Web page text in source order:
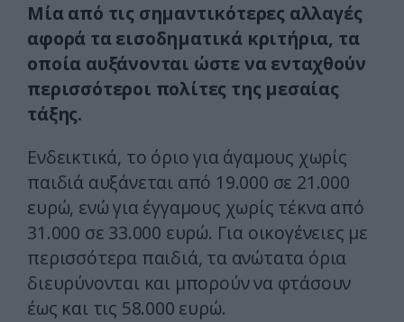
Μία από τις σημαντικότερες αλλαγές
αφορά τα εισοδηματικά κριτήρια, τα
οποία αυξάνονται ώστε να ενταχθούν
περισσότεροι πολίτες της μεσαίας
τάξης.
Ενδεικτικά, το όριο για άγαμους χωρίς
παιδιά αυξάνεται από 19.000 σε 21.000
ευρώ, ενώ για έγγαμους χωρίς τέκνα από
31.000 σε 33.000 ευρώ. Για οικογένειες με
περισσότερα παιδιά, τα ανώτατα όρια
διευρύνονται και μπορούν να φτάσουν
έως και τις 58.000 ευρώ.